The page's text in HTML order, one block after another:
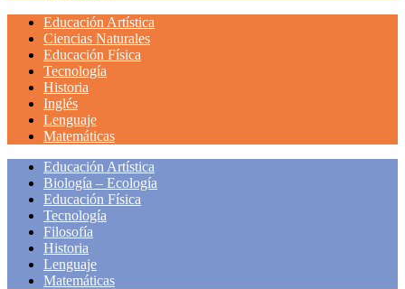
Educación Artística
Ciencias Naturales
Educación Física
Tecnología
Historia
Inglés
Lenguaje
Matemáticas
Educación Artística
Biología – Ecología
Educación Física
Tecnología
Filosofía
Historia
Lenguaje
Matemáticas